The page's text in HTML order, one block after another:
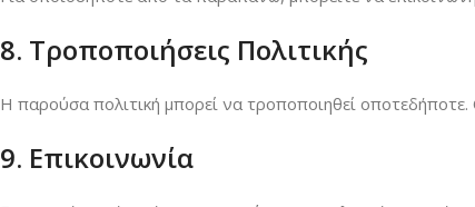
8. Τροποποιήσεις Πολιτικής
Η παρούσα πολιτική μπορεί να τροποποιηθεί οποτεδήποτε.
9. Επικοινωνία